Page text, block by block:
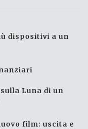
dispositivi a un
Luna di un
film: uscita e